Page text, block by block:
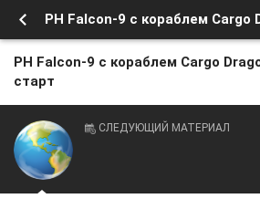
РН Falcon-9 с кораблем Cargo
старт
СЛЕДУЮЩИЙ МАТЕРИАЛ